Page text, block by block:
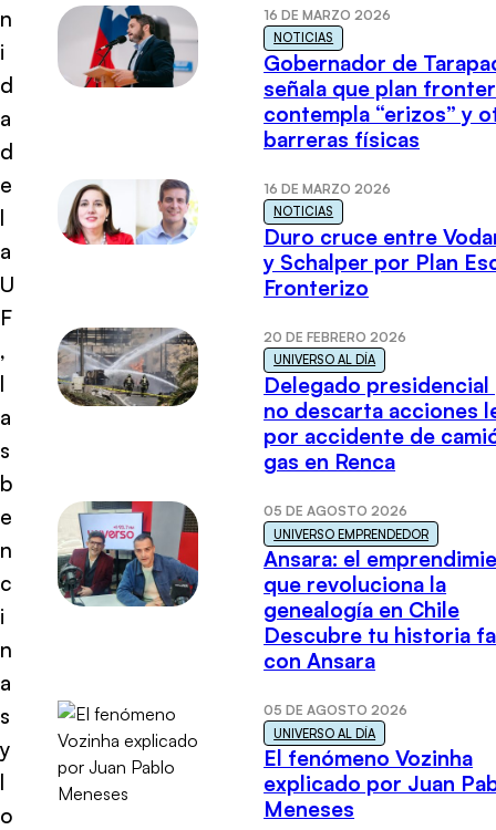
n
i
d
a
d
e
l
a
U
F
,
l
a
s
b
e
n
c
i
n
a
s
y
l
o
16 DE MARZO 2026
NOTICIAS
Gobernador de
señala que plan
contempla “erizos” y
barreras físicas
16 DE MARZO 2026
NOTICIAS
Duro cruce entre
y Schalper por Plan
Fronterizo
20 DE FEBRERO 2026
UNIVERSO AL DÍA
Delegado presidencial
no descarta acciones
por accidente de
gas en Renca
05 DE AGOSTO 2026
UNIVERSO EMPRENDEDOR
Ansara: el
que revoluciona la
genealogía en Chile
Descubre tu historia
con Ansara
05 DE AGOSTO 2026
UNIVERSO AL DÍA
El fenómeno Vozinha
explicado por Juan
Meneses